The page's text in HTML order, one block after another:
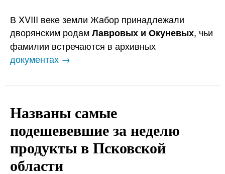
В XVIII веке земли Жабор принадлежали
дворянским родамЛавровых и Окуневых, чьи
фамилии встречаются в архивных
документах →
Названы самые
подешевевшие за неделю
продукты в Псковской
области